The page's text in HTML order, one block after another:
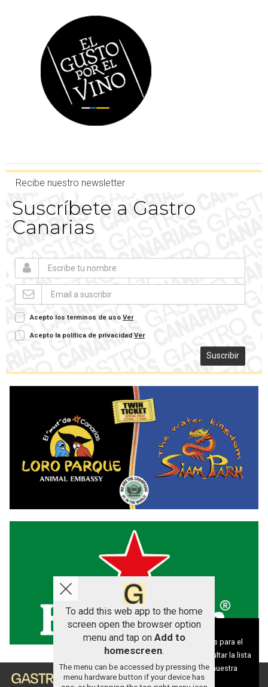
Recibe nuestro newsletter
Suscríbete a Gastro
Canarias
Acepto los terminos de uso Ver
Acepto la política de privacidad Ver
Suscribir
To add this web app to the home
screen open the browser option
menu and tap on Add to
homescreen.
The menu can be accessed by pressing the
menu hardware button if your device has
Aviso sobre el Uso de cookies:
Utilizamos cookies nuestras y de terceros para el
funcionamiento del digital. Puedes consultar la lista
de cookies y como desconectarlas. Ver nuestra
Política de Privacidad y Cookies